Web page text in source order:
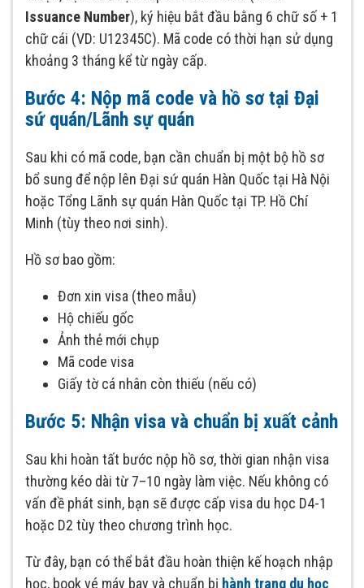
Issuance Number), ký hiệu bắt đầu bằng 6 chữ số + 1
chữ cái (VD: U12345C). Mã code có thời hạn sử dụng
khoảng 3 tháng kể từ ngày cấp.
Bước 4: Nộp mã code và hồ sơ tại Đại
sứ quán/Lãnh sự quán
Sau khi có mã code, bạn cần chuẩn bị một bộ hồ sơ
bổ sung để nộp lên Đại sứ quán Hàn Quốc tại Hà Nội
hoặc Tổng Lãnh sự quán Hàn Quốc tại TP. Hồ Chí
Minh (tùy theo nơi sinh).
Hồ sơ bao gồm:
Đơn xin visa (theo mẫu)
Hộ chiếu gốc
Ảnh thẻ mới chụp
Mã code visa
Giấy tờ cá nhân còn thiếu (nếu có)
Bước 5: Nhận visa và chuẩn bị xuất cảnh
Sau khi hoàn tất bước nộp hồ sơ, thời gian nhận visa
thường kéo dài từ 7–10 ngày làm việc. Nếu không có
vấn đề phát sinh, bạn sẽ được cấp visa du học D4-1
hoặc D2 tùy theo chương trình học.
Từ đây, bạn có thể bắt đầu hoàn thiện kế hoạch nhập
học, book vé máy bay và chuẩn bị hành trang du học